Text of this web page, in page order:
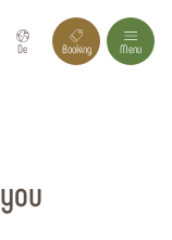
De Booking Menu